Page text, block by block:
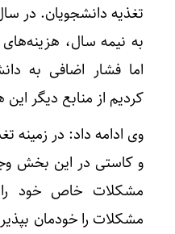
تغذیه دانشجویان. در
به نیمه سال،
اما فشار اضافی به
کردیم از منابع دیگر این
وی ادامه داد: در زمینه
و کاستی در این بخش
مشکلات خاص خود را
مشکلات را خودمان